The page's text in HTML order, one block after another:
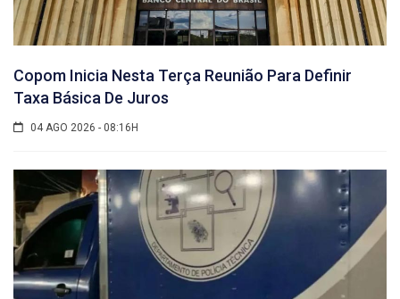
Copom Inicia Nesta Terça Reunião Para Definir
Taxa Básica De Juros
04 AGO 2026 - 08:16H